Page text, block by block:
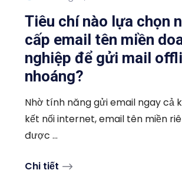
Tiêu chí nào lựa chọn
cấp email tên miền
nghiệp để gửi mail
nhoáng?
Nhờ tính năng gửi email ngay cả
kết nối internet, email tên miền
được ...
Chi tiết